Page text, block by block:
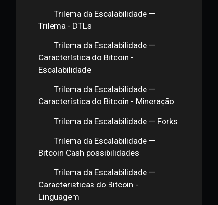
Módulo 2 - Ampliando os Horizontes:
Principais Infraestruturas
Introdução
Trilema da Escalabilidade —
Trilema da Escalabilidade —
Trilema da Escalabilidade —
Trilema - DTLs
Trilema da Escalabilidade —
Característica do Bitcoin -
Escalabilidade